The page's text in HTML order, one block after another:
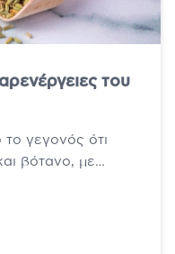
του
γεγονός ότι
βότανο, με